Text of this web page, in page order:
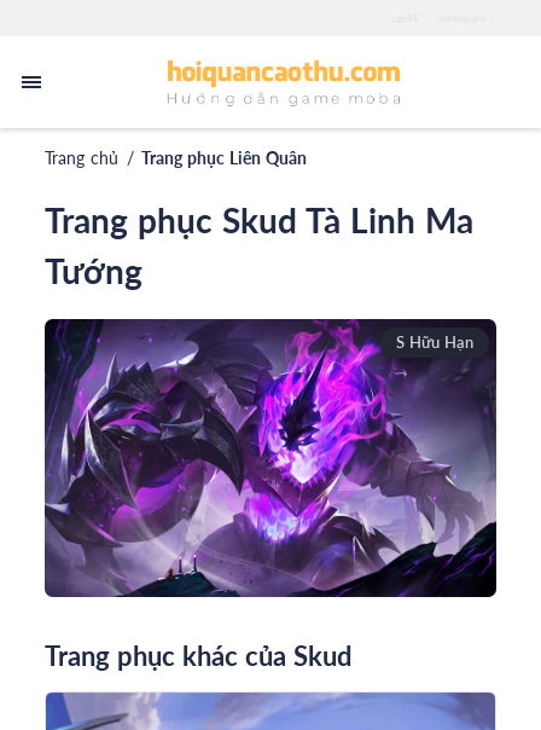
Trang chủ / Trang phục Liên Quân
Trang phục Skud Tà Linh Ma
Tướng
S Hữu Hạn
Trang phục khác của Skud